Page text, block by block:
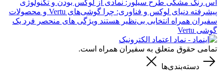
اس رنگ مشکی طرح سیلور: نمادی از لوکس بودن و تکنولوژی
پیشرفته
دنیای لوکس و فناوری: چرا گوشی‌های Vertu و محصولات
سفیران همراه انتخابی بی‌نظیر هستند ویژگی های منحصر فرد یک
گوشی Vertu
تمامی حقوق متعلق به سفیران همراه است.
دسته‌بندی‌ها